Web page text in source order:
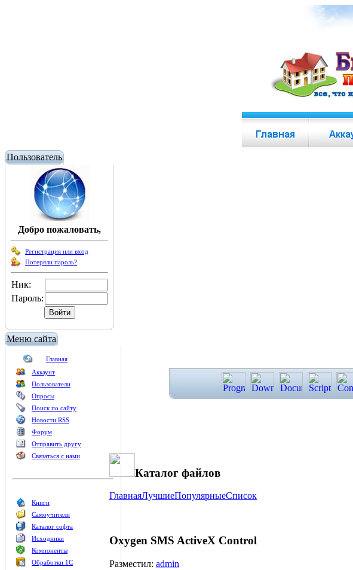
Пользователь
Добро пожаловать,
Регистрация или вход
Потеряли пароль?
Ник:
Пароль:
Меню сайта
Главная
Аккаунт
Пользователи
Опросы
Поиск по сайту
Новости RSS
Форум
Отправить другу
Связаться с нами
Книги
Самоучители
Каталог софта
Исходники
Компоненты
Обработки 1С
Каталог файлов
ГлавнаяЛучшиеПопулярныеСписок
Oxygen SMS ActiveX Control
Разместил: admin